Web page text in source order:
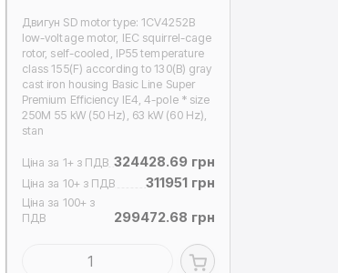
Двигун SD motor type: 1CV4252B
low-voltage motor, IEC squirrel-cage
rotor, self-cooled, IP55 temperature
class 155(F) according to 130(B) gray
cast iron housing Basic Line Super
Premium Efficiency IE4, 4-pole * size
250M 55 kW (50 Hz), 63 kW (60 Hz),
stan
Ціна за 1+ з ПДВ 324428.69 грн
Ціна за 10+ з ПДВ 311951 грн
Ціна за 100+ з
ПДВ
299472.68 грн